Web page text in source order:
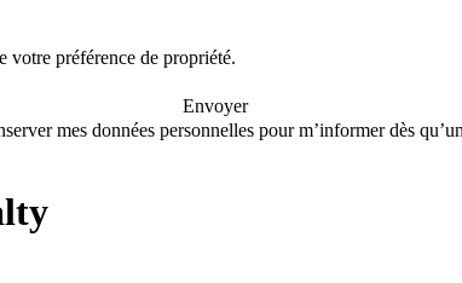
votre préférence de propriété.
Envoyer
mes données personnelles pour m’informer dès